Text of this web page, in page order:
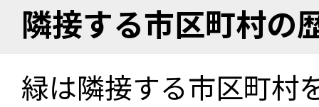
隣接する市区町村の
緑は隣接する市区町村